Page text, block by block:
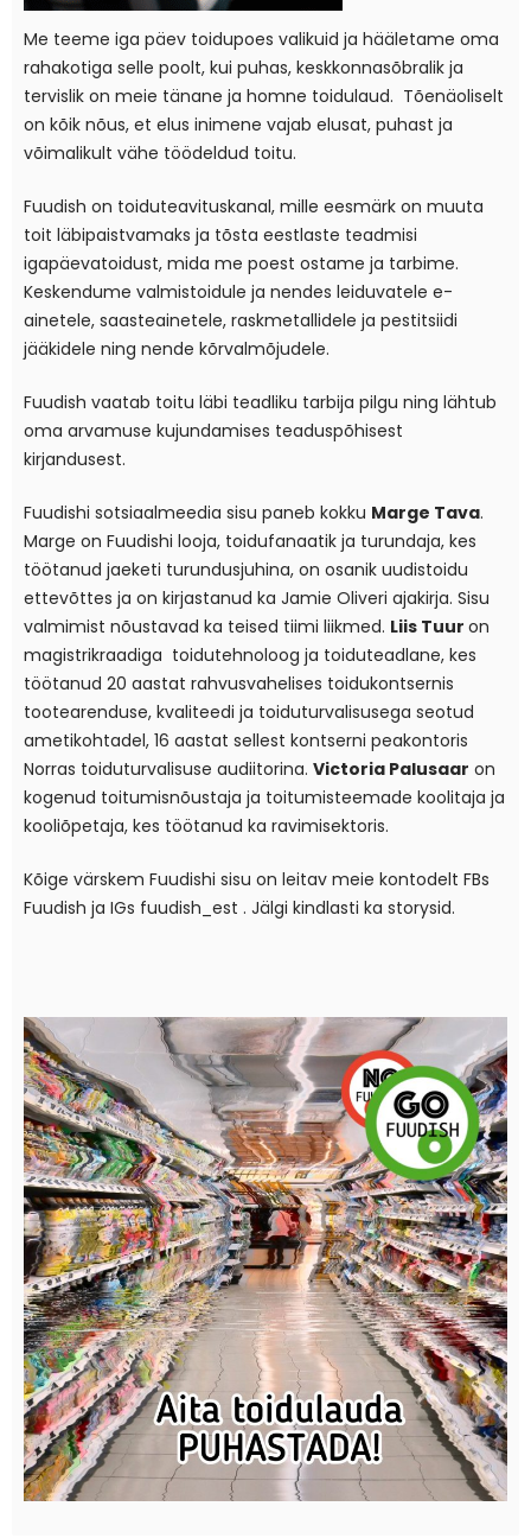
Me teeme iga päev toidupoes valikuid ja hääletame oma
rahakotiga selle poolt, kui puhas, keskkonnasõbralik ja
tervislik on meie tänane ja homne toidulaud. Tõenäoliselt
on kõik nõus, et elus inimene vajab elusat, puhast ja
võimalikult vähe töödeldud toitu.
Fuudish on toiduteavituskanal, mille eesmärk on muuta
toit läbipaistvamaks ja tõsta eestlaste teadmisi
igapäevatoidust, mida me poest ostame ja tarbime.
Keskendume valmistoidule ja nendes leiduvatele e-
ainetele, saasteainetele, raskmetallidele ja pestitsiidi
jääkidele ning nende kõrvalmõjudele.
Fuudish vaatab toitu läbi teadliku tarbija pilgu ning lähtub
oma arvamuse kujundamises teaduspõhisest
kirjandusest.
Fuudishi sotsiaalmeedia sisu paneb kokku Marge Tava.
Marge on Fuudishi looja, toidufanaatik ja turundaja, kes
töötanud jaeketi turundusjuhina, on osanik uudistoidu
ettevõttes ja on kirjastanud ka Jamie Oliveri ajakirja. Sisu
valmimist nõustavad ka teised tiimi liikmed. Liis Tuur on
magistrikraadiga toidutehnoloog ja toiduteadlane, kes
töötanud 20 aastat rahvusvahelises toidukontsernis
tootearenduse, kvaliteedi ja toiduturvalisusega seotud
ametikohtadel, 16 aastat sellest kontserni peakontoris
Norras toiduturvalisuse audiitorina. Victoria Palusaar on
kogenud toitumisnõustaja ja toitumisteemade koolitaja ja
kooliõpetaja, kes töötanud ka ravimisektoris.
Kõige värskem Fuudishi sisu on leitav meie kontodelt FBs
Fuudish ja IGs fuudish_est . Jälgi kindlasti ka storysid.